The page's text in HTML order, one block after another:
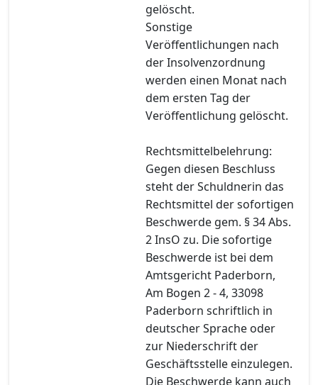
gelöscht.
Sonstige
Veröffentlichungen nach
der Insolvenzordnung
werden einen Monat nach
dem ersten Tag der
Veröffentlichung gelöscht.
Rechtsmittelbelehrung:
Gegen diesen Beschluss
steht der Schuldnerin das
Rechtsmittel der sofortigen
Beschwerde gem. § 34 Abs.
2 InsO zu. Die sofortige
Beschwerde ist bei dem
Amtsgericht Paderborn,
Am Bogen 2 - 4, 33098
Paderborn schriftlich in
deutscher Sprache oder
zur Niederschrift der
Geschäftsstelle einzulegen.
Die Beschwerde kann auch